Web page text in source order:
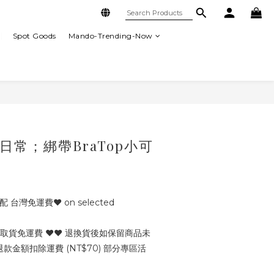
Spot Goods Mando-Trending-Now
常；綁帶BraTop小可
台灣免運費♥ on selected
貨免運費 ♥♥ 退換貨後如保留商品未
款金額扣除運費 (NT$70) 部分專區活